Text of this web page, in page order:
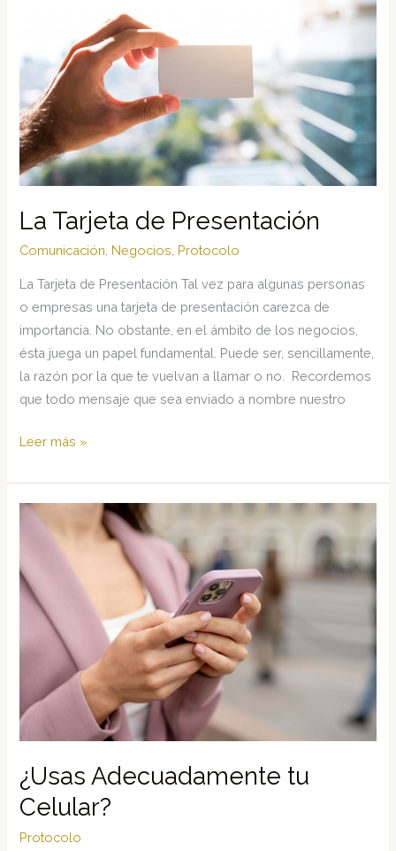
La Tarjeta de Presentación
Comunicación Negocios Protocolo
La Tarjeta de Presentación Tal vez para algunas personas
o empresas una tarjeta de presentación carezca de
importancia. No obstante, en el ámbito de los negocios,
ésta juega un papel fundamental. Puede ser, sencillamente,
la razón por la que te vuelvan a llamar o no. Recordemos
que todo mensaje que sea enviado a nombre nuestro
La
de
Presentación
Leer más »
¿Usas Adecuadamente tu
Celular?
Protocolo